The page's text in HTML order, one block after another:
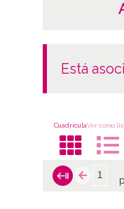
está
CuadrículaVer como